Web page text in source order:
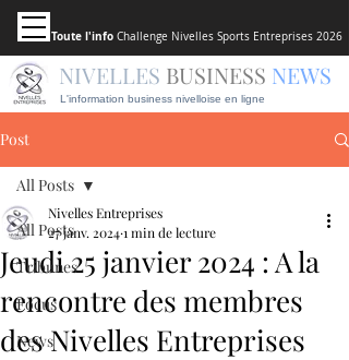
Toute l'info Challenge Nivelles Sports Entreprises 2026
L'information business nivelloise en ligne
NIVELLES BUSINESS NEWS
Post
All Posts
Tribunes
Focus
News
All Posts
Jeudi 25 janvier 2024 : A la
rencontre des membres
des Nivelles Entreprises
Nivelles Entreprises
27 janv. 20241 min de lecture